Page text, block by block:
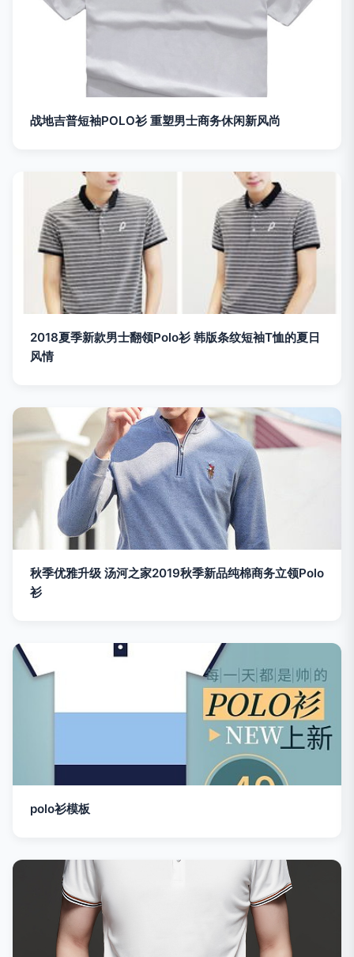
战地吉普短袖POLO衫 重塑男士商务休闲新风尚
2018夏季新款男士翻领Polo衫 韩版条纹短袖T恤的夏日
风情
秋季优雅升级 汤河之家2019秋季新品纯棉商务立领Polo
衫
polo衫模板